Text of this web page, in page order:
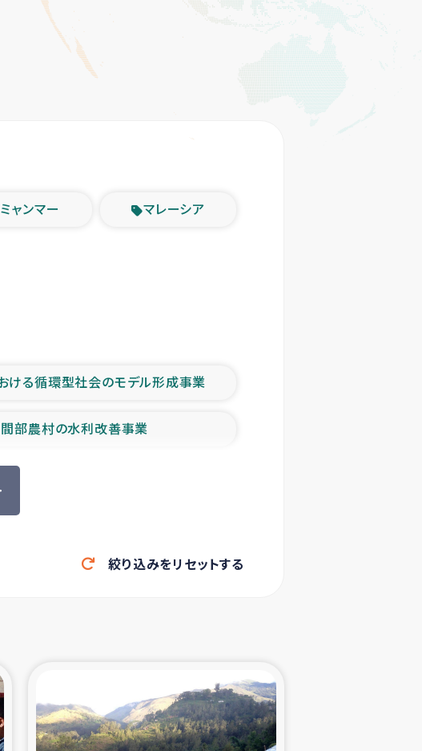
ミャンマー マレーシア
ける循環型社会のモデル形成事業
部農村の水利改善事業
林保全型農業の支援事業
による洪水被災者支援
内避難民・帰還民の生活再建支援
ンカ南部洪水被災者支援
絞り込みをリセットする